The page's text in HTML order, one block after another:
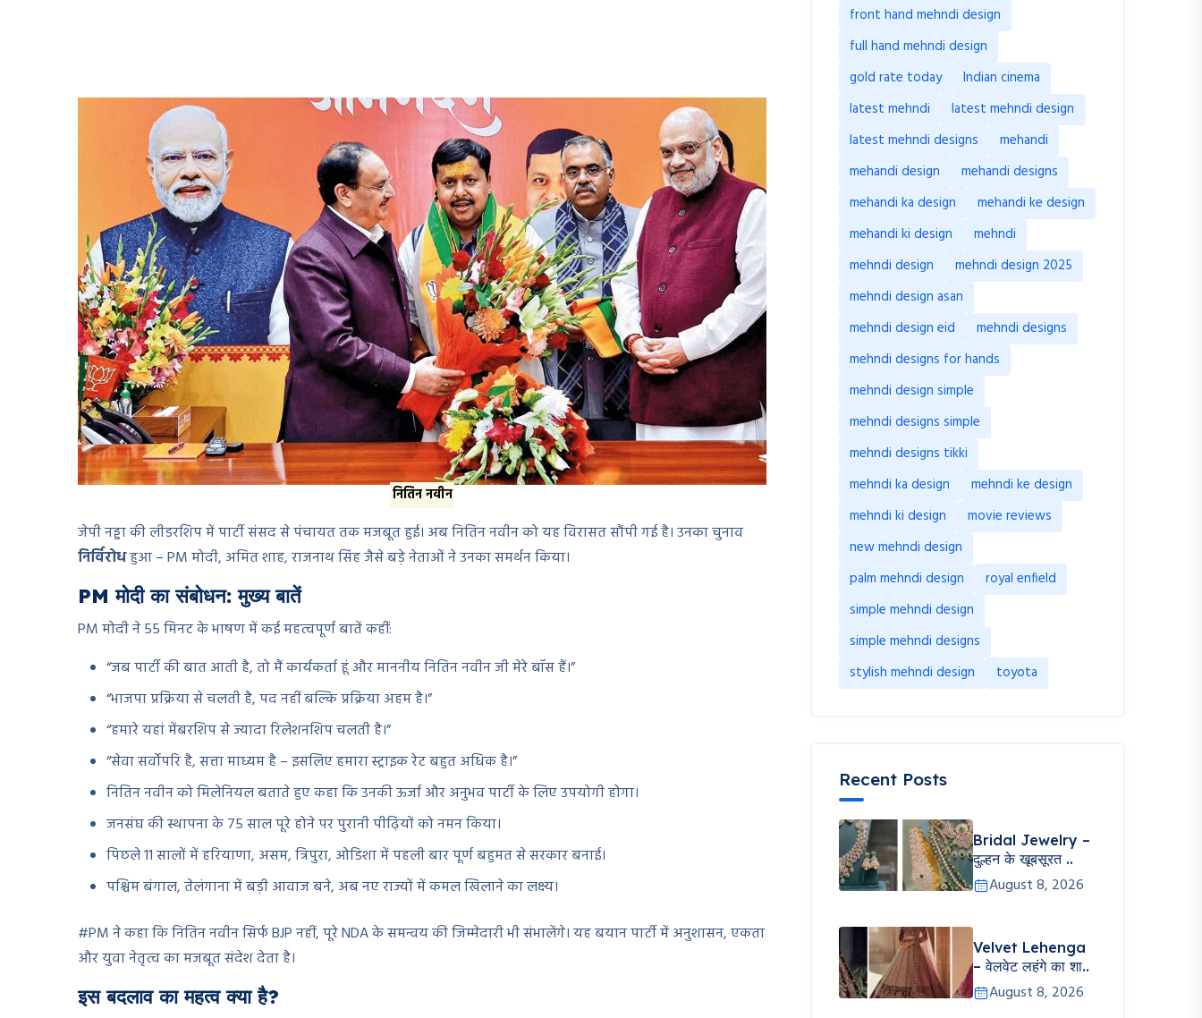
नितिन नवीन
जेपी नड्डा की लीडरशिप में पार्टी संसद से पंचायत तक मजबूत हुई। अब नितिन नवीन को यह विरासत सौंपी गई है। उनका चुनाव
निर्विरोधहुआ – PM मोदी, अमित शाह, राजनाथ सिंह जैसे बड़े नेताओं ने उनका समर्थन किया।
PM मोदी का संबोधन: मुख्य बातें
PM मोदी ने 55 मिनट के भाषण में कई महत्वपूर्ण बातें कहीं:
“जब पार्टी की बात आती है, तो मैं कार्यकर्ता हूं और माननीय नितिन नवीन जी मेरे बॉस हैं।”
“भाजपा प्रक्रिया से चलती है, पद नहीं बल्कि प्रक्रिया अहम है।”
“हमारे यहां मेंबरशिप से ज्यादा रिलेशनशिप चलती है।”
“सेवा सर्वोपरि है, सत्ता माध्यम है – इसलिए हमारा स्ट्राइक रेट बहुत अधिक है।”
नितिन नवीन को मिलेनियल बताते हुए कहा कि उनकी ऊर्जा और अनुभव पार्टी के लिए उपयोगी होगा।
जनसंघ की स्थापना के 75 साल पूरे होने पर पुरानी पीढ़ियों को नमन किया।
पिछले 11 सालों में हरियाणा, असम, त्रिपुरा, ओडिशा में पहली बार पूर्ण बहुमत से सरकार बनाई।
पश्चिम बंगाल, तेलंगाना में बड़ी आवाज बने, अब नए राज्यों में कमल खिलाने का लक्ष्य।
#PM ने कहा कि नितिन नवीन सिर्फ BJP नहीं, पूरे NDA के समन्वय की जिम्मेदारी भी संभालेंगे। यह बयान पार्टी में अनुशासन, एकता
और युवा नेतृत्व का मजबूत संदेश देता है।
इस बदलाव का महत्व क्या है?
front hand mehndi design
full hand mehndi design
gold rate today
Indian cinema
latest mehndi
latest mehndi design
latest mehndi designs
mehandi
mehandi design
mehandi designs
mehandi ka design
mehandi ke design
mehandi ki design
mehndi
mehndi design
mehndi design 2025
mehndi design asan
mehndi design eid
mehndi designs
mehndi designs for hands
mehndi design simple
mehndi designs simple
mehndi designs tikki
mehndi ka design
mehndi ke design
mehndi ki design
movie reviews
new mehndi design
palm mehndi design
royal enfield
simple mehndi design
simple mehndi designs
stylish mehndi design
toyota
Recent Posts
Bridal Jewelry –
दुल्हन के खूबसूरत ..
August 8, 2026
Velvet Lehenga
– वेलवेट लहंगे का शा..
August 8, 2026